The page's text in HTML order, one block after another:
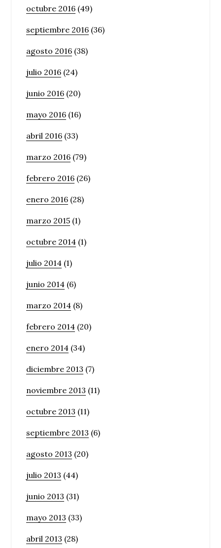
octubre 2016 (49)
septiembre 2016 (36)
agosto 2016 (38)
julio 2016 (24)
junio 2016 (20)
mayo 2016 (16)
abril 2016 (33)
marzo 2016 (79)
febrero 2016 (26)
enero 2016 (28)
marzo 2015 (1)
octubre 2014 (1)
julio 2014 (1)
junio 2014 (6)
marzo 2014 (8)
febrero 2014 (20)
enero 2014 (34)
diciembre 2013 (7)
noviembre 2013 (11)
octubre 2013 (11)
septiembre 2013 (6)
agosto 2013 (20)
julio 2013 (44)
junio 2013 (31)
mayo 2013 (33)
abril 2013 (28)